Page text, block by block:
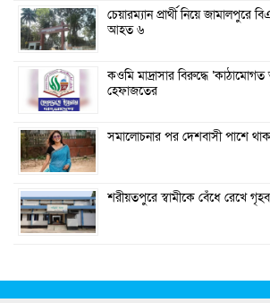
চেয়ারম্যান প্রার্থী নিয়ে জামালপুরে
আহত ৬
কওমি মাদ্রাসার বিরুদ্ধে ‘কাঠামোগত
হেফাজতের
সমালোচনার পর দেশবাসী পাশে
শরীয়তপুরে স্বামীকে বেঁধে রেখে